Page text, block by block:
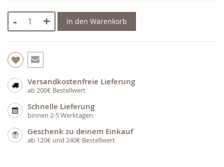
- + In den Warenkorb
Versandkostenfreie Lieferung
ab 200€ Bestellwert
Schnelle Lieferung
binnen 2-5 Werktagen
Geschenk zu deinem Einkauf
ab 120€ und 240€ Bestellwert